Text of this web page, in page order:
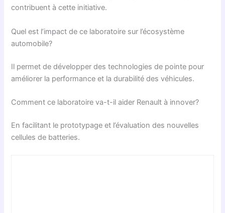
contribuent à cette initiative.
Quel est l’impact de ce laboratoire sur l’écosystème
automobile?
Il permet de développer des technologies de pointe pour
améliorer la performance et la durabilité des véhicules.
Comment ce laboratoire va-t-il aider Renault à innover?
En facilitant le prototypage et l’évaluation des nouvelles
cellules de batteries.